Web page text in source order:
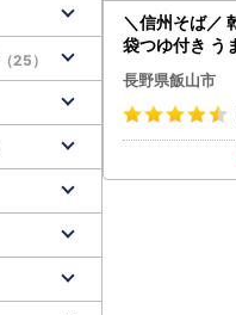
＼信州そば／
袋つゆ付き う
ば Bi-003
長野県飯山市
（25）